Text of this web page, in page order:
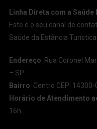
Linha Direta com a Saúde
Este é o seu canal de
Saúde da Estância
Endereço: Rua Coronel
– SP
Bairro: Centro CEP: 14300-
Horário de Atendimento
16h